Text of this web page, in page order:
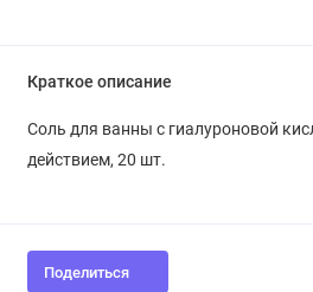
Краткое описание
Соль для ванны с гиалуроновой
действием, 20 шт.
Поделиться